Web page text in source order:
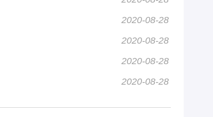
2020-08-28
2020-08-28
2020-08-28
2020-08-28